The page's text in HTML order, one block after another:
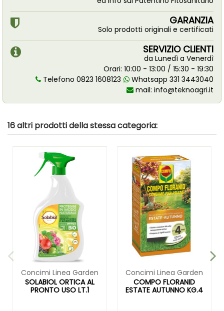
GARANZIA
Solo prodotti originali e certificati
SERVIZIO CLIENTI
da Lunedì a Venerdì
Orari: 10:00 - 13:00 / 15:30 - 19:30
Telefono 0823 1608123
Whatsapp 331 3443040
mail: info@teknoagri.it
16 altri prodotti della stessa categoria:
Concimi Linea Garden
SOLABIOL ORTICA AL
PRONTO USO LT.1
Concimi Linea Garden
COMPO FLORANID
ESTATE AUTUNNO KG.4